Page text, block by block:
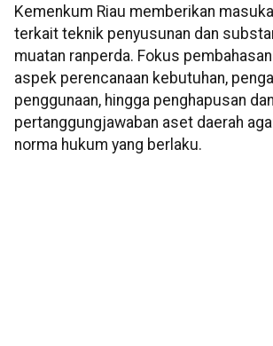
Kemenkum Riau memberikan
terkait teknik penyusunan dan
muatan ranperda. Fokus
aspek perencanaan kebutuhan,
penggunaan, hingga penghapusan dan
pertanggungjawaban aset daerah
norma hukum yang berlaku.